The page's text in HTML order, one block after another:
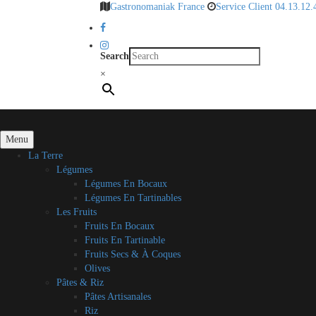
Gastronomaniak France Service Client
Search
×
Menu
La Terre
Légumes
Légumes En Bocaux
Légumes En Tartinables
Les Fruits
Fruits En Bocaux
Fruits En Tartinable
Fruits Secs & À Coques
Olives
Pâtes & Riz
Pâtes Artisanales
Riz